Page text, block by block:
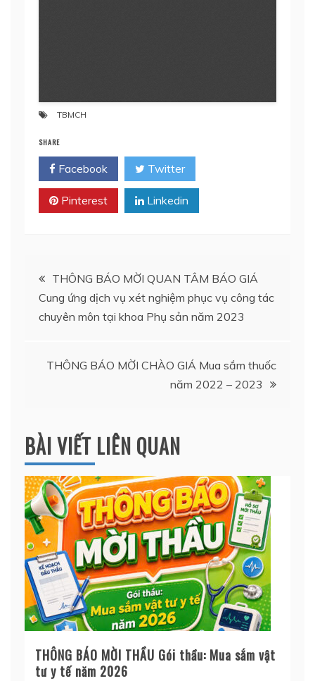
TBMCH
SHARE
Facebook Twitter
Pinterest Linkedin
Điều
hướng
THÔNG BÁO MỜI QUAN TÂM BÁO GIÁ
Cung ứng dịch vụ xét nghiệm phục vụ công tác
chuyên môn tại khoa Phụ sản năm 2023
THÔNG BÁO MỜI CHÀO GIÁ Mua sắm thuốc
năm 2022 – 2023
BÀI VIẾT LIÊN QUAN
THÔNG BÁO MỜI THẦU Gói thầu: Mua sắm vật
tư y tế năm 2026